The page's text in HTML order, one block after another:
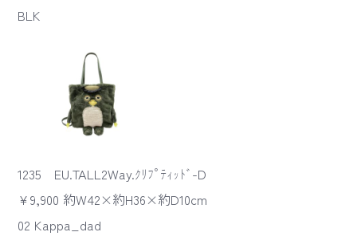
BLK
1235 EU.TALL2Way.ｸﾘﾌﾟﾃｨｯﾄﾞ-D
¥9,900 約W42×約H36×約D10cm
02 Kappa_dad